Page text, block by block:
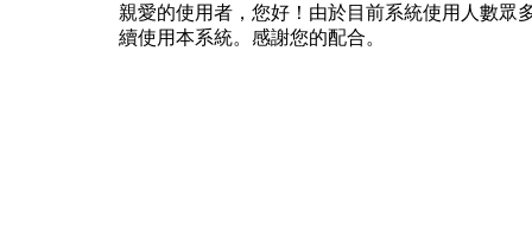
親愛的使用者，您好！由於目前系統使用人數眾
續使用本系統。感謝您的配合。